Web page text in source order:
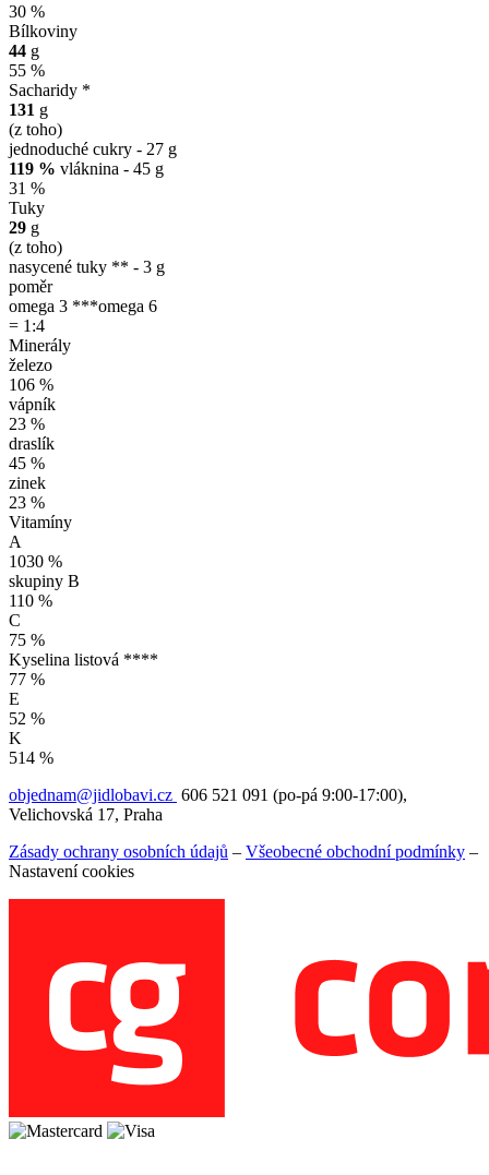
30 %
Bílkoviny
44 g
55 %
Sacharidy *
131 g
(z toho)
jednoduché cukry - 27 g
119 % vláknina - 45 g
31 %
Tuky
29 g
(z toho)
nasycené tuky ** - 3 g
poměr
omega 3 ***omega 6
= 1:4
Minerály
železo
106 %
vápník
23 %
draslík
45 %
zinek
23 %
Vitamíny
A
1030 %
skupiny B
110 %
C
75 %
Kyselina listová ****
77 %
E
52 %
K
514 %
objednam@jidlobavi.cz 606 521 091 (po-pá 9:00-17:00),
Velichovská 17, Praha
Zásady ochrany osobních údajů – Všeobecné obchodní podmínky –
Nastavení cookies